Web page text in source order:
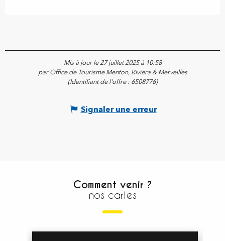
Mis à jour le 27 juillet 2025 à 10:58
par Office de Tourisme Menton, Riviera & Merveilles
(Identifiant de l'offre : 6508776)
Signaler une erreur
Comment venir ?
nos cartes